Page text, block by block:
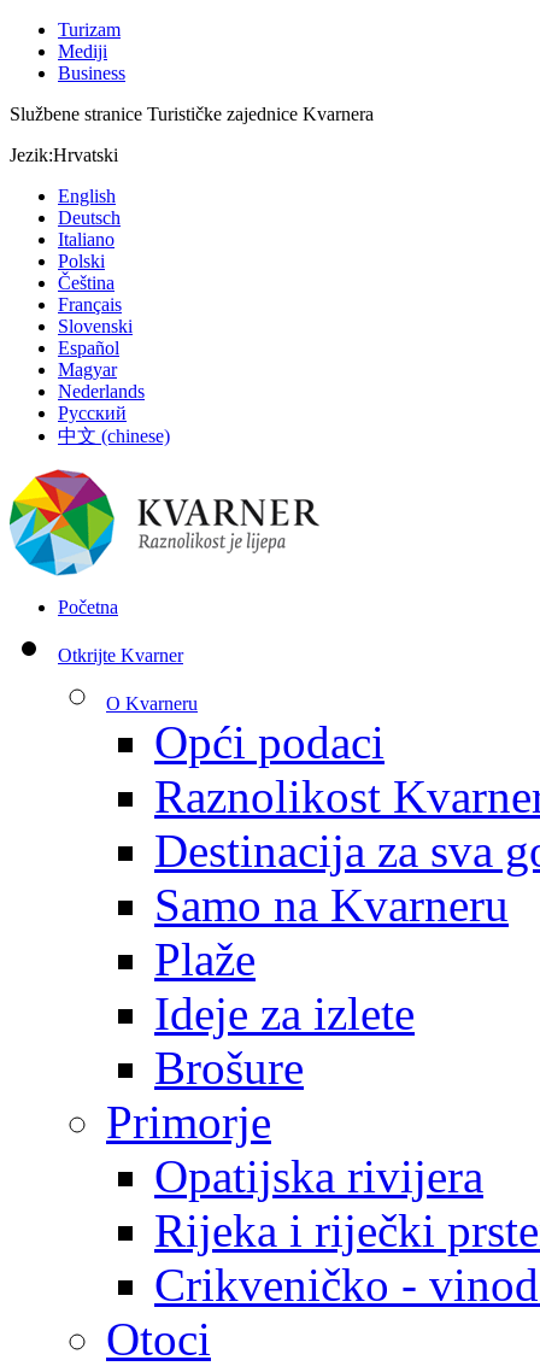
Turizam
Mediji
Business
Službene stranice Turističke zajednice Kvarnera
Jezik:Hrvatski
English
Deutsch
Italiano
Polski
Čeština
Français
Slovenski
Español
Magyar
Nederlands
Русский
中文 (chinese)
Početna
Otkrijte Kvarner
O Kvarneru
Opći podaci
Raznolikost
Destinacija za sva
Samo na Kvarneru
Plaže
Ideje za izlete
Brošure
Primorje
Opatijska rivijera
Rijeka i riječki
Crikveničko -
Otoci